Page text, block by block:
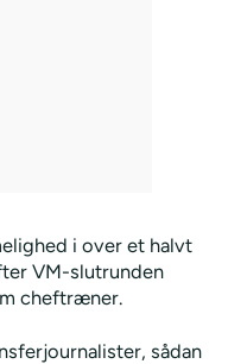
i over et halvt
VM-slutrunden
cheftræner.
sådan